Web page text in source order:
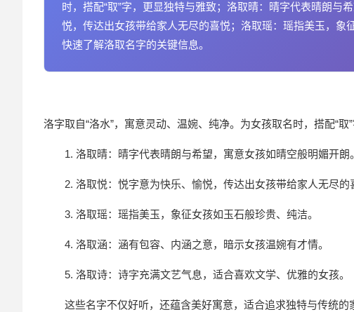
时，搭配“取”字，更显独特与雅致；洛取晴：晴字代表晴朗
悦，传达出女孩带给家人无尽的喜悦；洛取瑶：瑶指美玉，
快速了解洛取名字的关键信息。
洛字取自“洛水”，寓意灵动、温婉、纯净。为女孩取名时，搭配“
1. 洛取晴：晴字代表晴朗与希望，寓意女孩如晴空般明媚开朗。
2. 洛取悦：悦字意为快乐、愉悦，传达出女孩带给家人无尽的
3. 洛取瑶：瑶指美玉，象征女孩如玉石般珍贵、纯洁。
4. 洛取涵：涵有包容、内涵之意，暗示女孩温婉有才情。
5. 洛取诗：诗字充满文艺气息，适合喜欢文学、优雅的女孩。
这些名字不仅好听，还蕴含美好寓意，适合追求独特与传统的